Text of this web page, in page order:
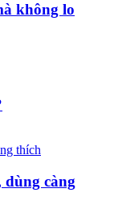
không lo
dùng càng